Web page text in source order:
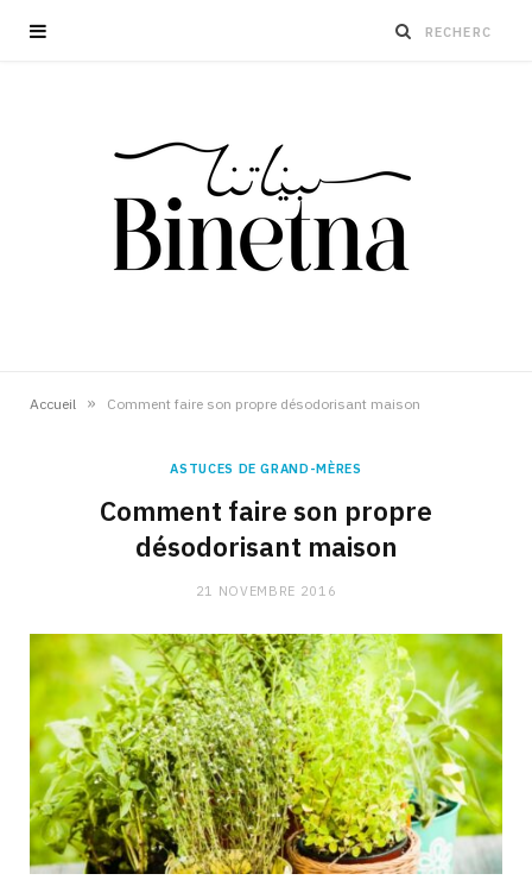
Accueil » Comment faire son propre désodorisant maison
ASTUCES DE GRAND-MÈRES
Comment faire son propre
désodorisant maison
21 NOVEMBRE 2016